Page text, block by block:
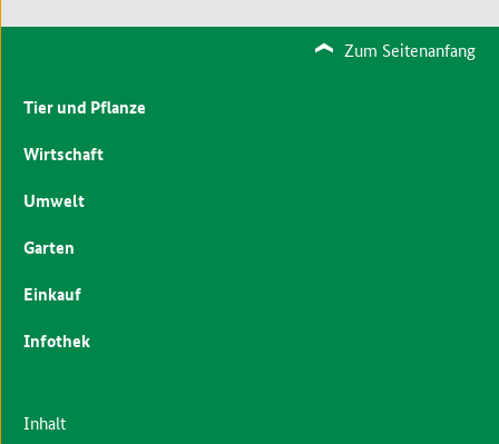
Zum Seitenanfang
Tier und Pflanze
Wirtschaft
Umwelt
Garten
Einkauf
Infothek
Inhalt